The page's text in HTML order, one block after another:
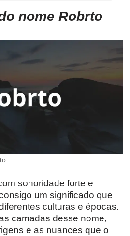
nome Robrto
sonoridade forte e
um significado que
culturas e épocas.
camadas desse nome,
e as nuances que o